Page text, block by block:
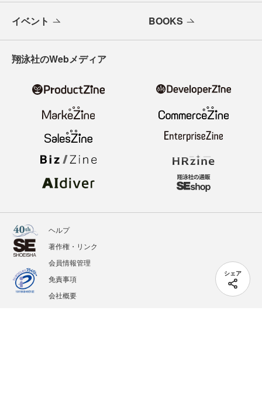
シェア
イベント BOOKS
翔泳社のWebメディア
ヘルプ
著作権・リンク
会員情報管理
免責事項
会社概要